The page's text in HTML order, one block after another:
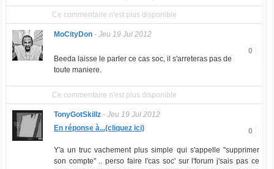
Ce commentaire n'est plus disponible
MoCityDon- Jeu 19 Jul 2012
0
Beeda laisse le parler ce cas soc, il s'arreteras pas de
toute maniere.
Ce commentaire n'est plus disponible
TonyGotSkillz- Jeu 19 Jul 2012
0
En réponse à...(cliquez ici)
Y'a un truc vachement plus simple qui s'appelle "supprimer
son compte" .. perso faire l'cas soc' sur l'forum j'sais pas ce